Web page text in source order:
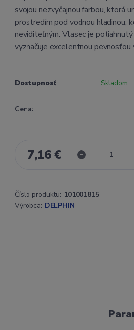
svojou nezvyčajnou farbou, ktorá
prostredím pod vodnou hladinou,
neviditeľným. Vlasec je
vyznačuje excelentnou pevnosťou
Dostupnosť Skladom
Cena:
7,16 €
Číslo produktu: 101001815
Výrobca: DELPHIN